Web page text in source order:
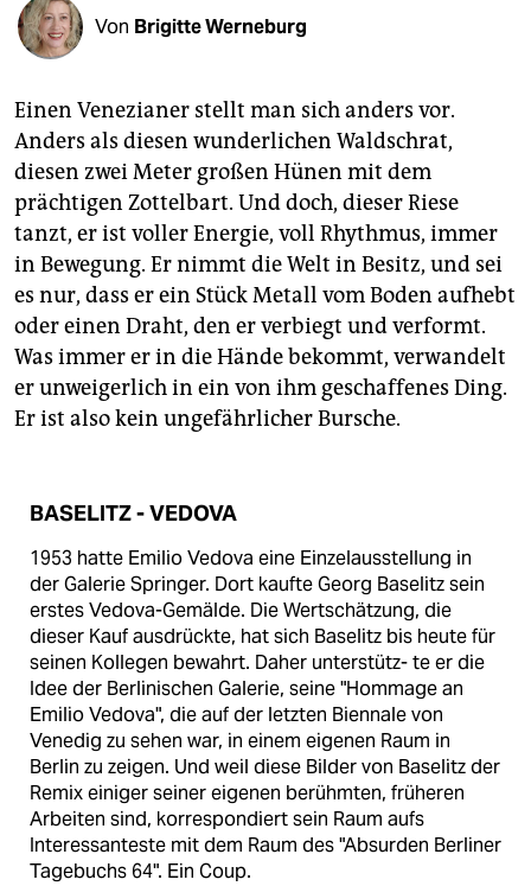
shop
fragen & hilfe
unterstützen
abo
genossenschaft
epaper login
Von Brigitte Werneburg
Einen Venezianer stellt man sich anders vor.
Anders als diesen wunderlichen Waldschrat,
diesen zwei Meter großen Hünen mit dem
prächtigen Zottelbart. Und doch, dieser Riese
tanzt, er ist voller Energie, voll Rhythmus, immer
in Bewegung. Er nimmt die Welt in Besitz, und sei
es nur, dass er ein Stück Metall vom Boden aufhebt
oder einen Draht, den er verbiegt und verformt.
Was immer er in die Hände bekommt, verwandelt
er unweigerlich in ein von ihm geschaffenes Ding.
Er ist also kein ungefährlicher Bursche.
BASELITZ - VEDOVA
1953 hatte Emilio Vedova eine Einzelausstellung in
der Galerie Springer. Dort kaufte Georg Baselitz sein
erstes Vedova-Gemälde. Die Wertschätzung, die
dieser Kauf ausdrückte, hat sich Baselitz bis heute für
seinen Kollegen bewahrt. Daher unterstütz- te er die
Idee der Berlinischen Galerie, seine "Hommage an
Emilio Vedova", die auf der letzten Biennale von
Venedig zu sehen war, in einem eigenen Raum in
Berlin zu zeigen. Und weil diese Bilder von Baselitz der
Remix einiger seiner eigenen berühmten, früheren
Arbeiten sind, korrespondiert sein Raum aufs
Interessanteste mit dem Raum des "Absurden Berliner
Tagebuchs 64". Ein Coup.